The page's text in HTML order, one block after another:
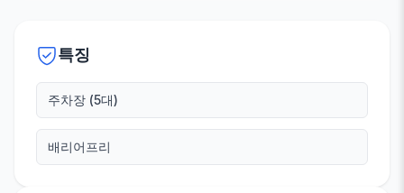
특징
주차장 (5대)
배리어프리